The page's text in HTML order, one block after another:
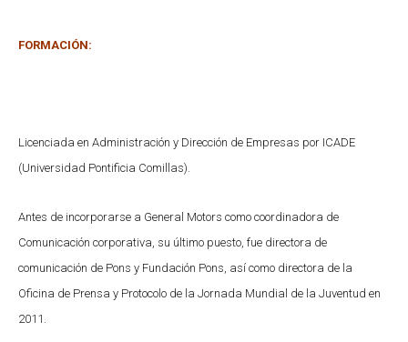
FORMACIÓN:
Licenciada en Administración y Dirección de Empresas por ICADE
(Universidad Pontificia Comillas).
Antes de incorporarse a General Motors como coordinadora de
Comunicación corporativa, su último puesto, fue directora de
comunicación de Pons y Fundación Pons, así como directora de la
Oficina de Prensa y Protocolo de la Jornada Mundial de la Juventud en
2011.